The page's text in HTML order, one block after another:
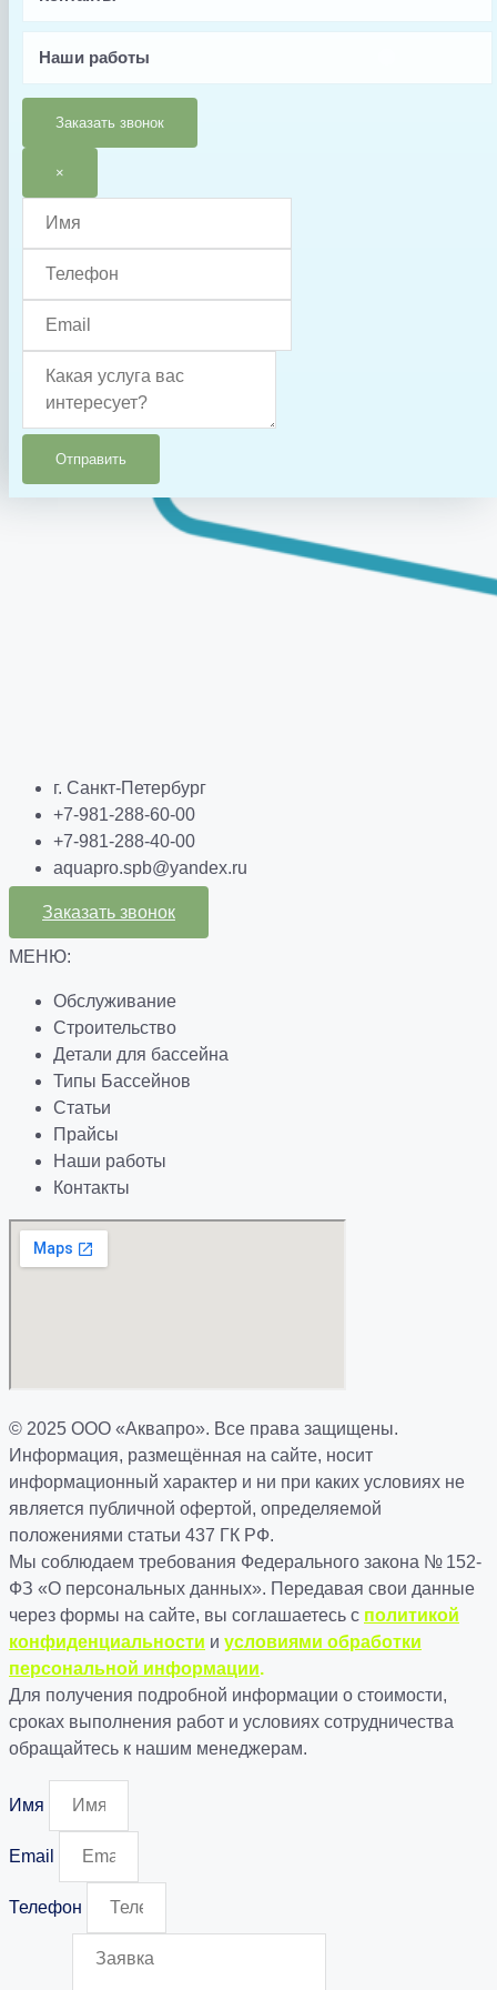
Наши работы
Заказать звонок
×
Отправить
Испания
Условия доставки
Доставка осуществляется после 100% предоплаты
г. Санкт-Петербург
+7-981-288-60-00
+7-981-288-40-00
aquapro.spb@yandex.ru
Заказать звонок
МЕНЮ:
Обслуживание
Строительство
Детали для бассейна
Типы Бассейнов
Статьи
Прайсы
Наши работы
Контакты
© 2025 ООО «Аквапро». Все права защищены.
Информация, размещённая на сайте, носит
информационный характер и ни при каких условиях не
является публичной офертой, определяемой
положениями статьи 437 ГК РФ.
Мы соблюдаем требования Федерального закона № 152-
ФЗ «О персональных данных». Передавая свои данные
через формы на сайте, вы соглашаетесь с политикой
конфиденциальности и условиями обработки
персональной информации.
Для получения подробной информации о стоимости,
сроках выполнения работ и условиях сотрудничества
обращайтесь к нашим менеджерам.
Имя
Email
Телефон